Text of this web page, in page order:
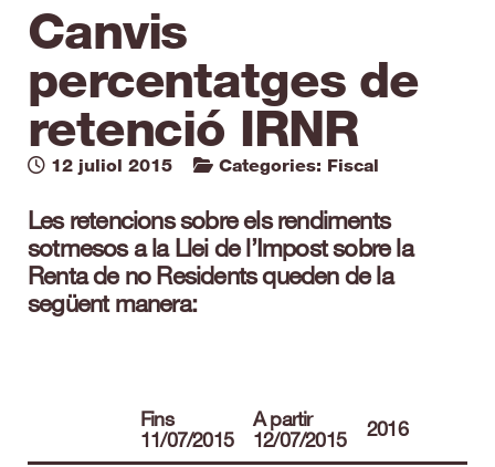
Canvis
percentatges de
retenció IRNR
12 juliol 2015 Categories: Fiscal
Les retencions sobre els rendiments
sotmesos a la Llei de l’Impost sobre la
Renta de no Residents queden de la
següent manera:
Fins
11/07/2015
A partir
12/07/2015
2016